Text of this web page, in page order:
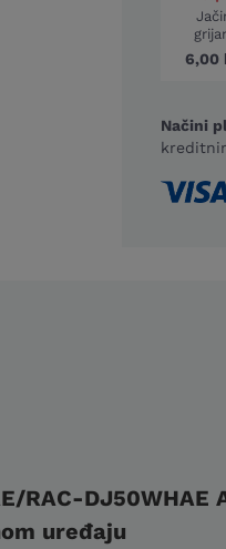
6,00
Načini
RAC-DJ50WHAE
uređaju